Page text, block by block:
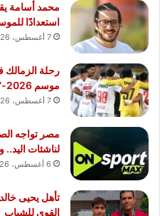
محمد أسامة
استعدادًا
7 أغسطس، 2026
رحلة الزمالك
موسم 2026-2027
7 أغسطس، 2026
مصر تواجه
لناشئات
6 أغسطس، 2026
تأهل يحيى
القوى للشباب